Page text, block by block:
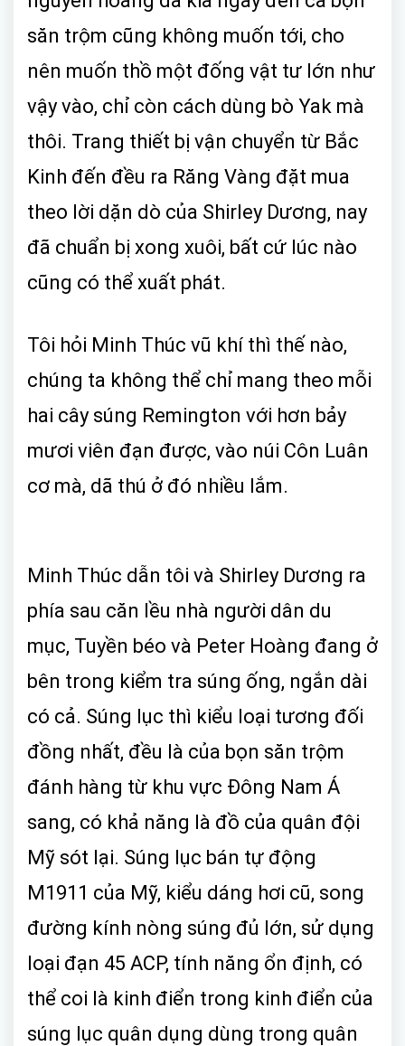
săn trộm cũng không muốn tới, cho
nên muốn thồ một đống vật tư lớn như
vậy vào, chỉ còn cách dùng bò Yak mà
thôi. Trang thiết bị vận chuyển từ Bắc
Kinh đến đều ra Răng Vàng đặt mua
theo lời dặn dò của Shirley Dương, nay
đã chuẩn bị xong xuôi, bất cứ lúc nào
cũng có thể xuất phát.
Tôi hỏi Minh Thúc vũ khí thì thế nào,
chúng ta không thể chỉ mang theo mỗi
hai cây súng Remington với hơn bảy
mươi viên đạn được, vào núi Côn Luân
cơ mà, dã thú ở đó nhiều lắm.
Minh Thúc dẫn tôi và Shirley Dương ra
phía sau căn lều nhà người dân du
mục, Tuyền béo và Peter Hoàng đang ở
bên trong kiểm tra súng ống, ngắn dài
có cả. Súng lục thì kiểu loại tương đối
đồng nhất, đều là của bọn săn trộm
đánh hàng từ khu vực Đông Nam Á
sang, có khả năng là đồ của quân đội
Mỹ sót lại. Súng lục bán tự động
M1911 của Mỹ, kiểu dáng hơi cũ, song
đường kính nòng súng đủ lớn, sử dụng
loại đạn 45 ACP, tính năng ổn định, có
thể coi là kinh điển trong kinh điển của
súng lục quân dụng dùng trong quân